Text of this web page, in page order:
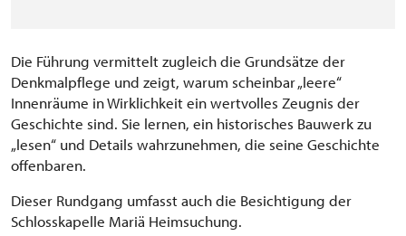
Die Führung vermittelt zugleich die Grundsätze der
Denkmalpflege und zeigt, warum scheinbar „leere“
Innenräume in Wirklichkeit ein wertvolles Zeugnis der
Geschichte sind. Sie lernen, ein historisches Bauwerk zu
„lesen“ und Details wahrzunehmen, die seine Geschichte
offenbaren.
Dieser Rundgang umfasst auch die Besichtigung der
Schlosskapelle Mariä Heimsuchung.